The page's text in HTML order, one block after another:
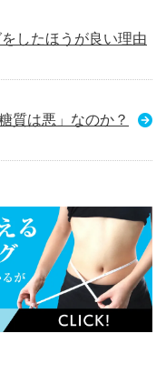
したほうが良い理由
質は悪」なのか？